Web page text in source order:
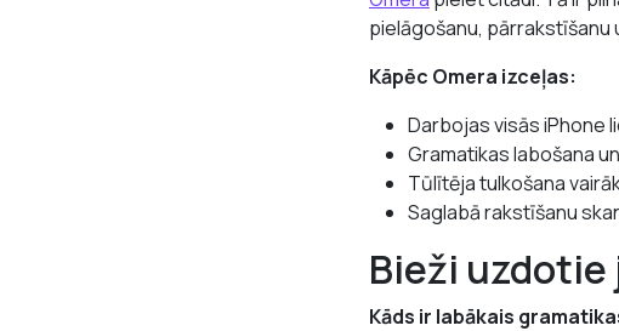
pielāgošanu, pārrakstīšanu
Kāpēc Omera izceļas:
Darbojas visās iPhone
Gramatikas labošana
Tūlītēja tulkošana
Saglabā rakstīšanu
Bieži
Kāds ir labākais